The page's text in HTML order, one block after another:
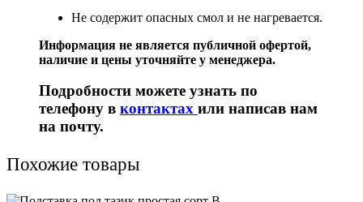
Не содержит опасных смол и не нагревается.
Информация не является публичной офертой,
наличие и цены уточняйте у менеджера.
Подробности можете узнать по
телефону в контактах или написав нам
на почту.
Похожие товары